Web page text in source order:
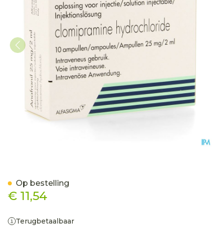
€ 11,54
Terugbetaalbaar
Op bestelling